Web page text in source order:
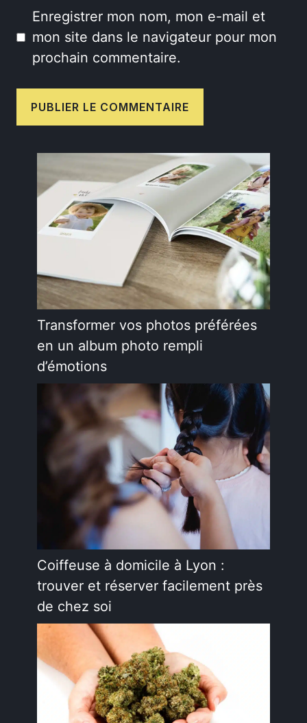
Enregistrer mon nom, mon e-mail et
mon site dans le navigateur pour mon
prochain commentaire.
Transformer vos photos préférées
en un album photo rempli
d’émotions
Coiffeuse à domicile à Lyon :
trouver et réserver facilement près
de chez soi